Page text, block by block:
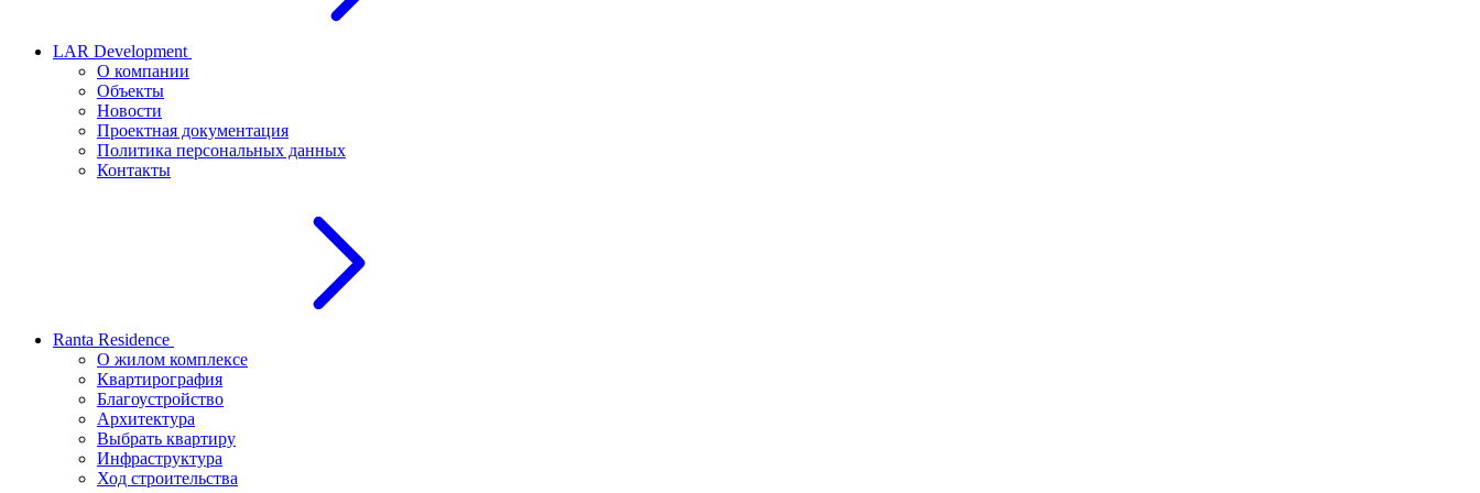
LAR Development
О компании
Объекты
Новости
Проектная документация
Политика персональных данных
Контакты
Ranta Residence
О жилом комплексе
Квартирография
Благоустройство
Архитектура
Выбрать квартиру
Инфраструктура
Ход строительства